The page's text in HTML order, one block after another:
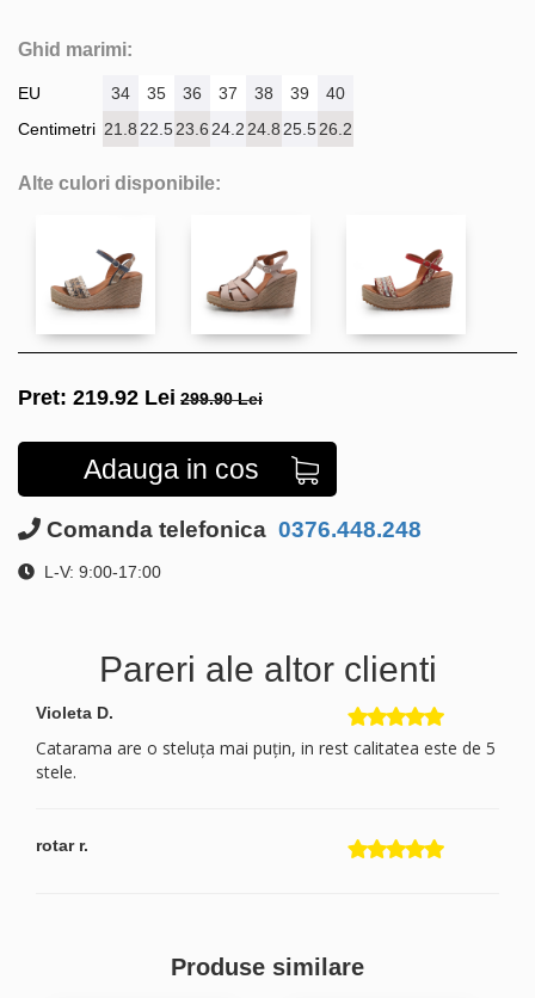
Ghid marimi:
EU
Centimetri
34 35 36 37 38 39
40
21.8 22.523.6 24.2 24.8 25.526.2
Alte culori disponibile:
Pret: 219.92 Lei 299.90 Lei
Adauga in cos
Comanda telefonica 0376.448.248
L-V: 9:00-17:00
Pareri ale altor clienti
Violeta D.
Catarama are o steluța mai puțin, in rest calitatea este de 5
stele.
rotar r.
Produse similare